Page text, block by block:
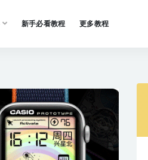
新手必看教程 更多教程